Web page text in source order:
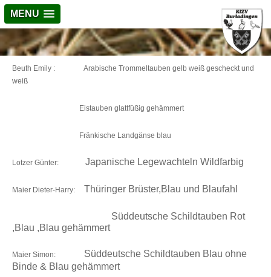
MENU
Beuth Emily : Arabische Trommeltauben gelb weiß gescheckt und
weiß
Eistauben glattfüßig gehämmert
Fränkische Landgänse blau
Lotzer Günter: Japanische Legewachteln Wildfarbig
Maier Dieter-Harry: Thüringer Brüster,Blau und Blaufahl
Süddeutsche Schildtauben Rot
,Blau ,Blau gehämmert
Maier Simon:
Süddeutsche Schildtauben Blau ohne
Binde & Blau gehämmert